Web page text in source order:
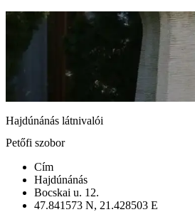
Hajdúnánás látnivalói
Petőfi szobor
Cím
Hajdúnánás
Bocskai u. 12.
47.841573 N, 21.428503 E